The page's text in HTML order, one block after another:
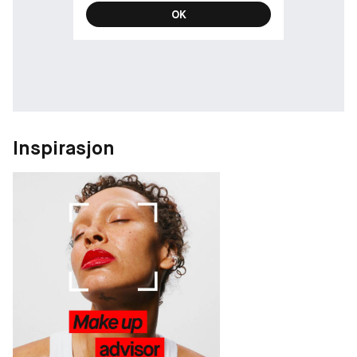
Produkt spesifikasjoner:
• Separerer, gir løft, lengde og volum til vippene
for sensitive øyne og kontaktlinsebrukere.
Påfør på de nedre vippene ved å vrikke på børsten, og i en
oppadgående bevegelse på de øvre vippene
Legg i flere lag for mer viftet volum.
OK
Inspirasjon